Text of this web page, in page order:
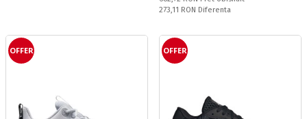
Спестявате:
273,11 RON Diferenta
OFFER OFFER